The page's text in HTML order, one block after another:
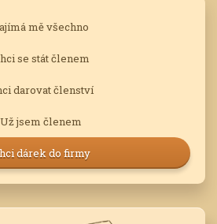
mě všechno
se stát členem
darovat členství
Už jsem členem
dárek do firmy